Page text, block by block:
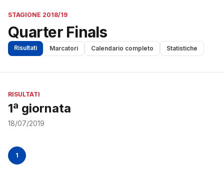
STAGIONE 2018/19
Quarter Finals
Risultati Marcatori Calendario completo Statistiche
RISULTATI
1ª giornata
18/07/2019
1